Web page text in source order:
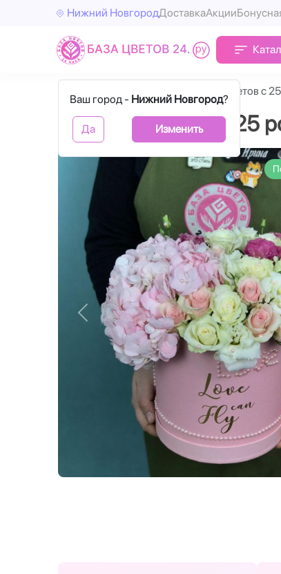
Нижний НовгородДоставкаАкции
Ваш город - Нижний Новгород?
Да Изменить
Коробка цветов с
Коробка цветов с 25
Назад